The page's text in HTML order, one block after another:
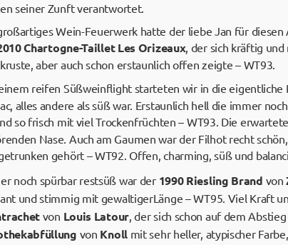
seiner Zunft verantwortet.
Wein-Feuerwerk hatte der liebe Jan für
Chartogne-Taillet Les Orizeaux, der sich kräftig
aber auch schon erstaunlich offen zeigte – WT93.
reifen Süßweinflight starteten wir in die eigentliche
alles andere als süß war. Erstaunlich hell die immer
so frisch mit viel Trockenfrüchten – WT93. Die
Nase. Auch am Gaumen war der Filhot recht
gehört – WT92. Offen, charming, süß und
noch spürbar restsüß war der 1990 Riesling Brand von
und stimmig mit gewaltigerLänge – WT95. Viel Kraft
von Louis Latour, der sich schon auf dem
von Knollmit sehr heller, atypischer